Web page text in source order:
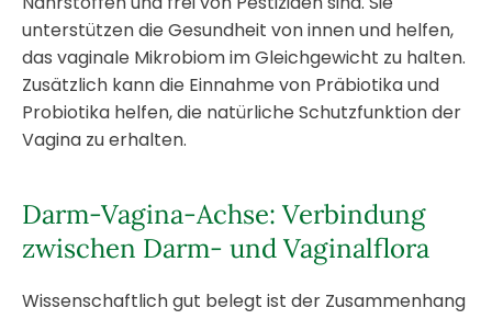
unterstützen die Gesundheit von innen und helfen,
das vaginale Mikrobiom im Gleichgewicht zu halten.
Zusätzlich kann die Einnahme von Präbiotika und
Probiotika helfen, die natürliche Schutzfunktion der
Vagina zu erhalten.
Darm-Vagina-Achse: Verbindung
zwischen Darm- und Vaginalflora
Wissenschaftlich gut belegt ist der Zusammenhang